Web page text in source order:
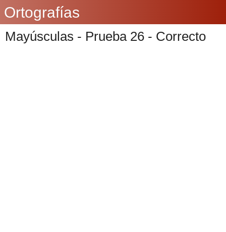
Ortografías
Mayúsculas - Prueba 26 - Correcto